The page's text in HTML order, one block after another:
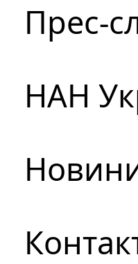
Прес-
НАН